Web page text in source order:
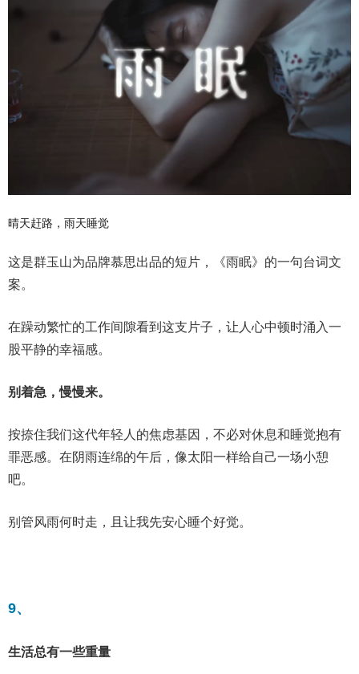
晴天赶路，雨天睡觉
这是群玉山为品牌慕思出品的短片，《雨眠》的一句台词文
案。
在躁动繁忙的工作间隙看到这支片子，让人心中顿时涌入一
股平静的幸福感。
别着急，慢慢来。
按捺住我们这代年轻人的焦虑基因，不必对休息和睡觉抱有
罪恶感。在阴雨连绵的午后，像太阳一样给自己一场小憩
吧。
别管风雨何时走，且让我先安心睡个好觉。
9、
生活总有一些重量